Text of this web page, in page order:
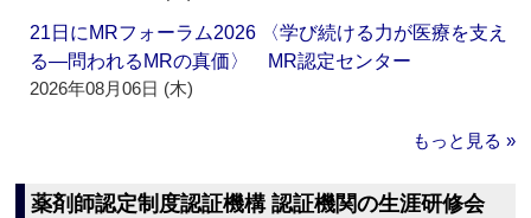
21日にMRフォーラム2026 〈学び続ける力が医療を支え
る―問われるMRの真価〉 MR認定センター
2026年08月06日 (木)
もっと見る »
薬剤師認定制度認証機構 認証機関の生涯研修会